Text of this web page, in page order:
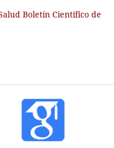
Boletín Científico de